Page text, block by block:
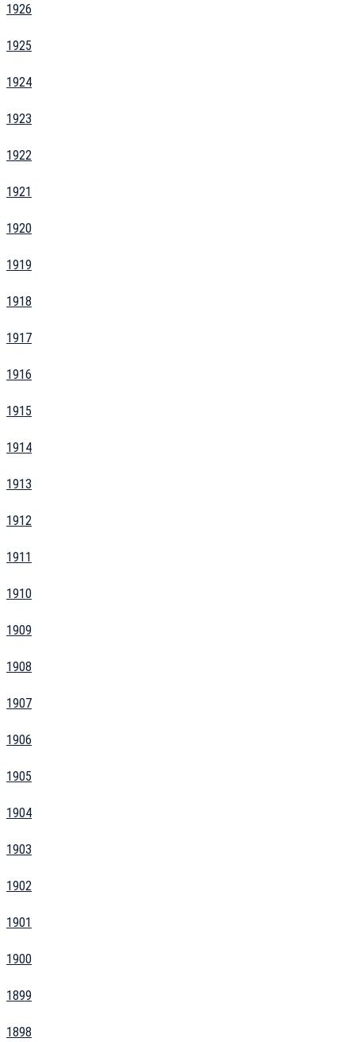
1926
1925
1924
1923
1922
1921
1920
1919
1918
1917
1916
1915
1914
1913
1912
1911
1910
1909
1908
1907
1906
1905
1904
1903
1902
1901
1900
1899
1898